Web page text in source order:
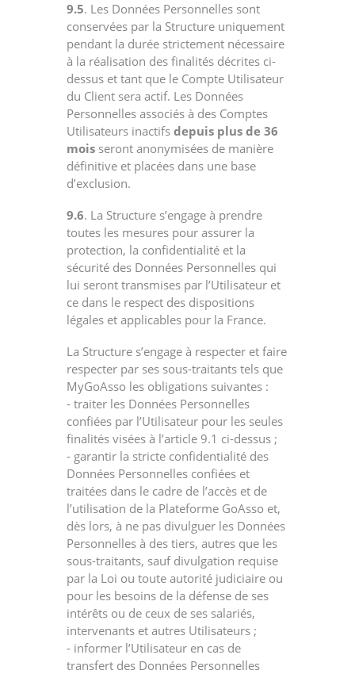
9.5. Les Données Personnelles sont
conservées par la Structure uniquement
pendant la durée strictement nécessaire
à la réalisation des finalités décrites ci-
dessus et tant que le Compte Utilisateur
du Client sera actif. Les Données
Personnelles associés à des Comptes
Utilisateurs inactifs depuis plus de 36
mois seront anonymisées de manière
définitive et placées dans une base
d’exclusion.
9.6. La Structure s’engage à prendre
toutes les mesures pour assurer la
protection, la confidentialité et la
sécurité des Données Personnelles qui
lui seront transmises par l’Utilisateur et
ce dans le respect des dispositions
légales et applicables pour la France.
La Structure s’engage à respecter et faire
respecter par ses sous-traitants tels que
MyGoAsso les obligations suivantes :
- traiter les Données Personnelles
confiées par l’Utilisateur pour les seules
finalités visées à l’article 9.1 ci-dessus ;
- garantir la stricte confidentialité des
Données Personnelles confiées et
traitées dans le cadre de l’accès et de
l’utilisation de la Plateforme GoAsso et,
dès lors, à ne pas divulguer les Données
Personnelles à des tiers, autres que les
sous-traitants, sauf divulgation requise
par la Loi ou toute autorité judiciaire ou
pour les besoins de la défense de ses
intérêts ou de ceux de ses salariés,
intervenants et autres Utilisateurs ;
- informer l’Utilisateur en cas de
transfert des Données Personnelles